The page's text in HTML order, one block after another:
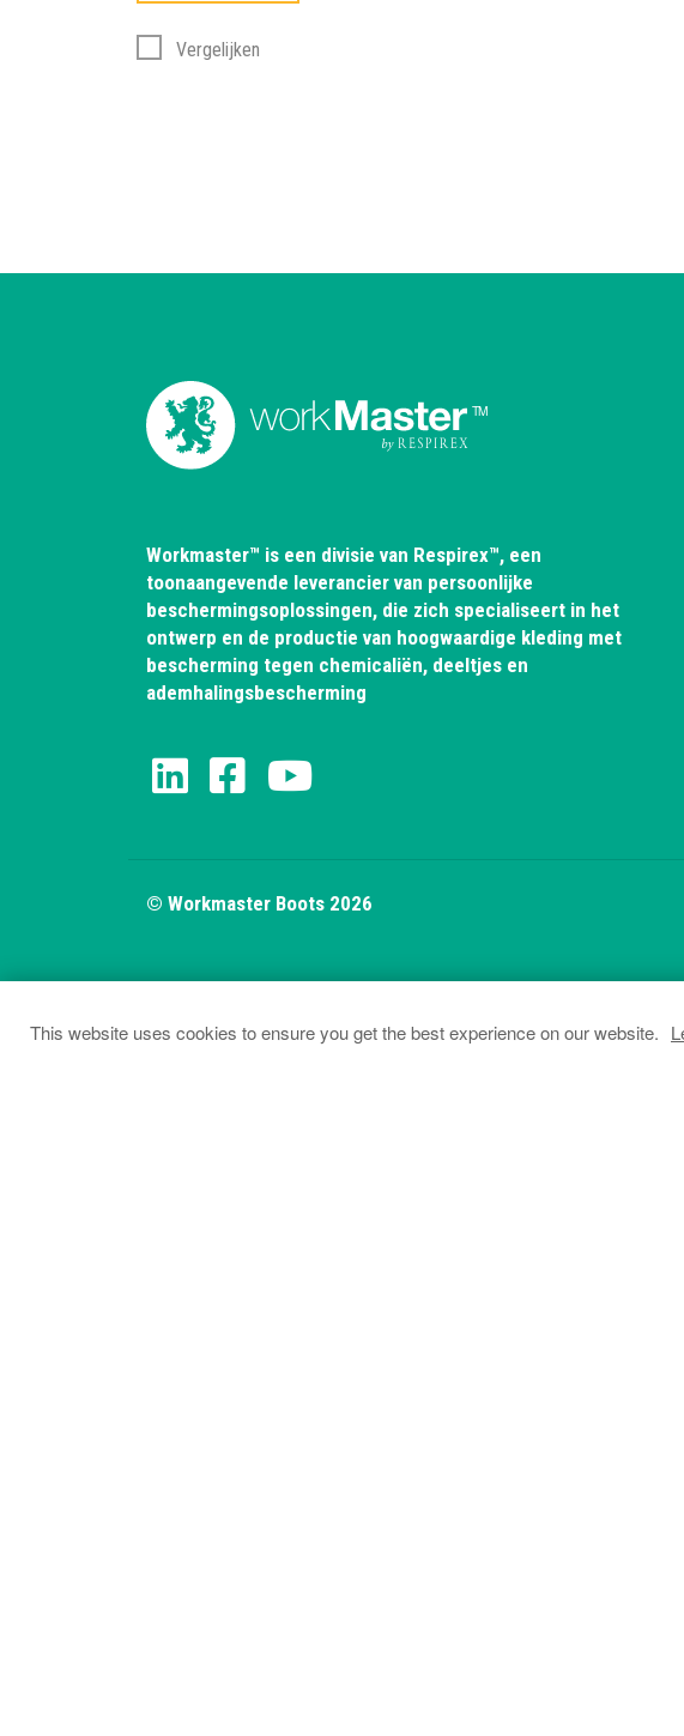
This website uses cookies to ensure you get the best experience on our website.
Vergelijken
Workmaster™ is een divisie van Respirex™, een
toonaangevende leverancier van persoonlijke
beschermingsoplossingen, die zich specialiseert in het
ontwerp en de productie van hoogwaardige kleding met
bescherming tegen chemicaliën, deeltjes en
ademhalingsbescherming
© Workmaster Boots 2026